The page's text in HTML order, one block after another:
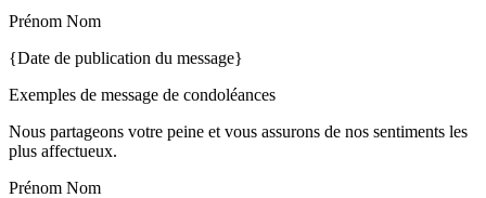
Prénom Nom
{Date de publication du message}
Exemples de message de condoléances
Nous partageons votre peine et vous assurons de nos sentiments les
plus affectueux.
Prénom Nom